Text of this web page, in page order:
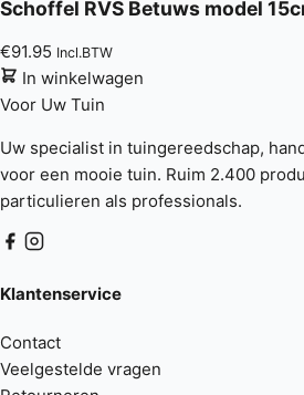
Schoffel RVS Betuws model
€91.95 Incl.BTW
In winkelwagen
Voor Uw Tuin
Uw specialist in tuingereedschap,
voor een mooie tuin. Ruim 2.400
particulieren als professionals.
Klantenservice
Contact
Veelgestelde vragen